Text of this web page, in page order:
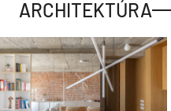
ARCHITEKTÚRA